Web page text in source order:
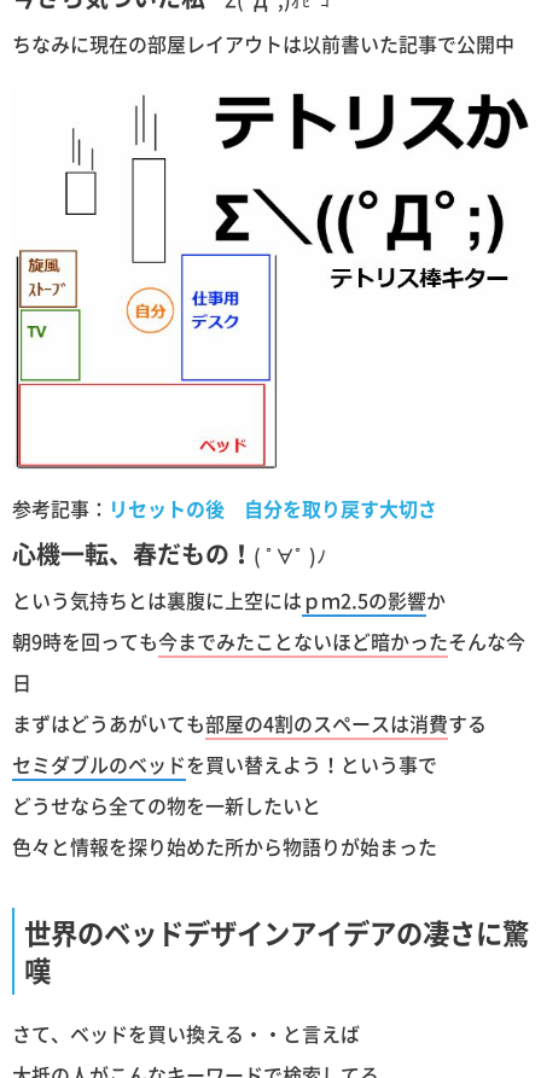
ちなみに現在の部屋レイアウトは以前書いた記事で公開中
参考記事： リセットの後 自分を取り戻す大切さ
心機一転、春だもの！ ( ﾟ∀ﾟ )ﾉ
という気持ちとは裏腹に上空にはｐｍ2.5の影響か
朝9時を回っても今までみたことないほど暗かったそんな今
日
まずはどうあがいても部屋の4割のスペースは消費する
セミダブルのベッドを買い替えよう！という事で
どうせなら全ての物を一新したいと
色々と情報を探り始めた所から物語りが始まった
世界のベッドデザインアイデアの凄さに驚
嘆
さて、ベッドを買い換える・・と言えば